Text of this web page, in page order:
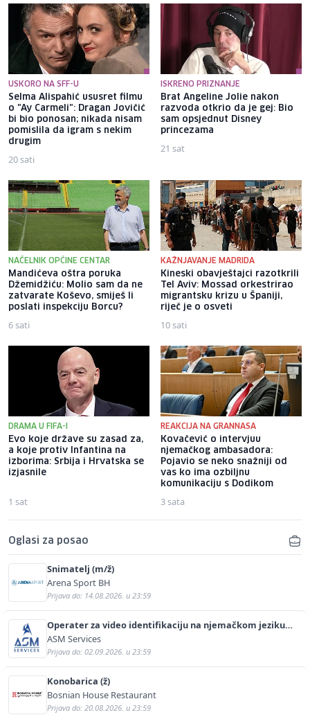
USKORO NA SFF-U
Selma Alispahić ususret filmu
o "Ay Carmeli": Dragan Jovičić
bi bio ponosan; nikada nisam
pomislila da igram s nekim
drugim
20 sati
ISKRENO PRIZNANJE
Brat Angeline Jolie nakon
razvoda otkrio da je gej: Bio
sam opsjednut Disney
princezama
21 sat
NAČELNIK OPĆINE CENTAR
Mandićeva oštra poruka
Džemidžiću: Molio sam da ne
zatvarate Koševo, smiješ li
poslati inspekciju Borcu?
6 sati
KAŽNJAVANJE MADRIDA
Kineski obavještajci razotkrili
Tel Aviv: Mossad orkestrirao
migrantsku krizu u Španiji,
riječ je o osveti
10 sati
DRAMA U FIFA-I
Evo koje države su zasad za,
a koje protiv Infantina na
izborima: Srbija i Hrvatska se
izjasnile
1 sat
REAKCIJA NA GRANNASA
Kovačević o intervjuu
njemačkog ambasadora:
Pojavio se neko snažniji od
vas ko ima ozbiljnu
komunikaciju s Dodikom
3 sata
Oglasi za posao
Snimatelj (m/ž)
Arena Sport BH
Prijava do: 14.08.2026. u 23:59
Operater za video identifikaciju na njemačkom jeziku
(m/ž)
ASM Services
Prijava do: 02.09.2026. u 23:59
Konobarica (ž)
Bosnian House Restaurant
Prijava do: 20.08.2026. u 23:59